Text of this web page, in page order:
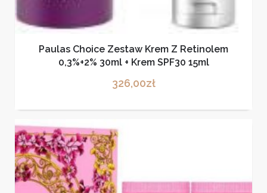
Paulas Choice Zestaw Krem Z Retinolem
0,3%+2% 30ml + Krem SPF30 15ml
326,00zł